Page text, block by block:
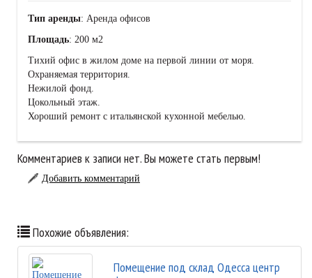
Тип аренды: Аренда офисов
Площадь: 200 м2
Тихий офис в жилом доме на первой линии от моря.
Охраняемая территория.
Нежилой фонд.
Цокольный этаж.
Хороший ремонт с итальянской кухонной мебелью.
Комментариев к записи нет. Вы можете стать первым!
Добавить комментарий
Похожие объявления:
Помещение под склад Одесса центр